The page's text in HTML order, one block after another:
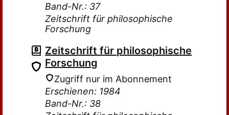
Band-Nr.: 37
Zeitschrift für philosophische
Forschung
Zeitschrift für philosophische
Forschung
Zugriff nur im Abonnement
Erschienen: 1984
Band-Nr.: 38